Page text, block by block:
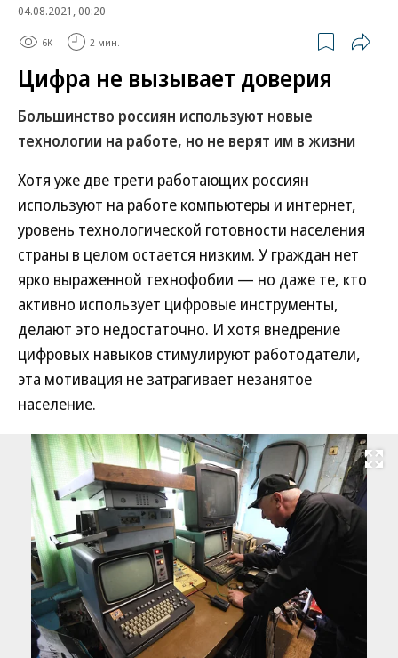
04.08.2021, 00:20
6K 2 мин.
Цифра не вызывает доверия
Большинство россиян используют новые
технологии на работе, но не верят им в жизни
Хотя уже две трети работающих россиян
используют на работе компьютеры и интернет,
уровень технологической готовности населения
страны в целом остается низким. У граждан нет
ярко выраженной технофобии — но даже те, кто
активно использует цифровые инструменты,
делают это недостаточно. И хотя внедрение
цифровых навыков стимулируют работодатели,
эта мотивация не затрагивает незанятое
население.
Развернуть